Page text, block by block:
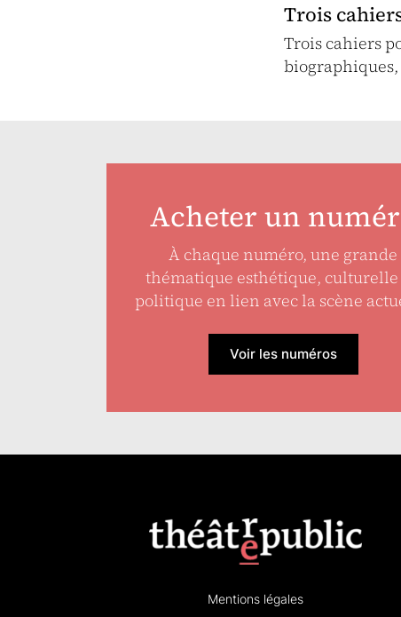
Trois
Trois cahiers
Acheter un
À chaque numéro, une grande
thématique esthétique, culturelle
politique en lien avec la scène
Voir les numéros
Mentions légales